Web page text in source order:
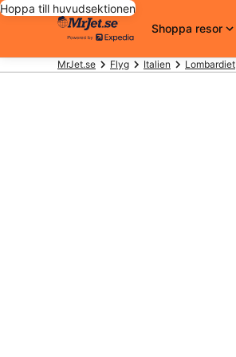
Hoppa till huvudsektionen
Shoppa resor
MrJet.se Flyg Italien Lombardiet